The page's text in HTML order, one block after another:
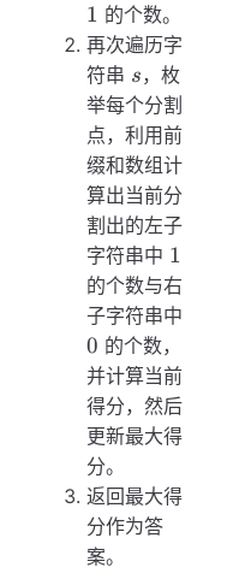
1 的个数。
再次遍历字
符串 s
s，枚
举每个分割
点，利用前
缀和数组计
算出当前分
割出的左子
字符串中 1
1
的个数与右
子字符串中
0 的个数，
并计算当前
得分，然后
更新最大得
分。
返回最大得
分作为答
案。